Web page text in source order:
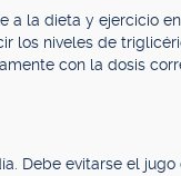
a la dieta y ejercicio
los niveles de
con la dosis
Debe evitarse el